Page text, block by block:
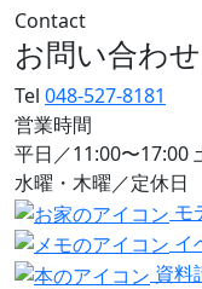
Contact
お問い合わせ
Tel 048-527-8181
営業時間
平日／11:00〜17:00
水曜・木曜／定休日
モ
イ
資料